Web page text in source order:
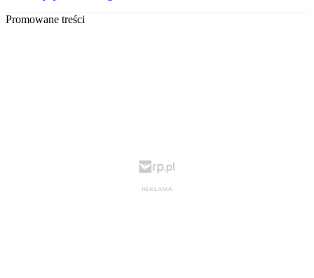
Promowane treści